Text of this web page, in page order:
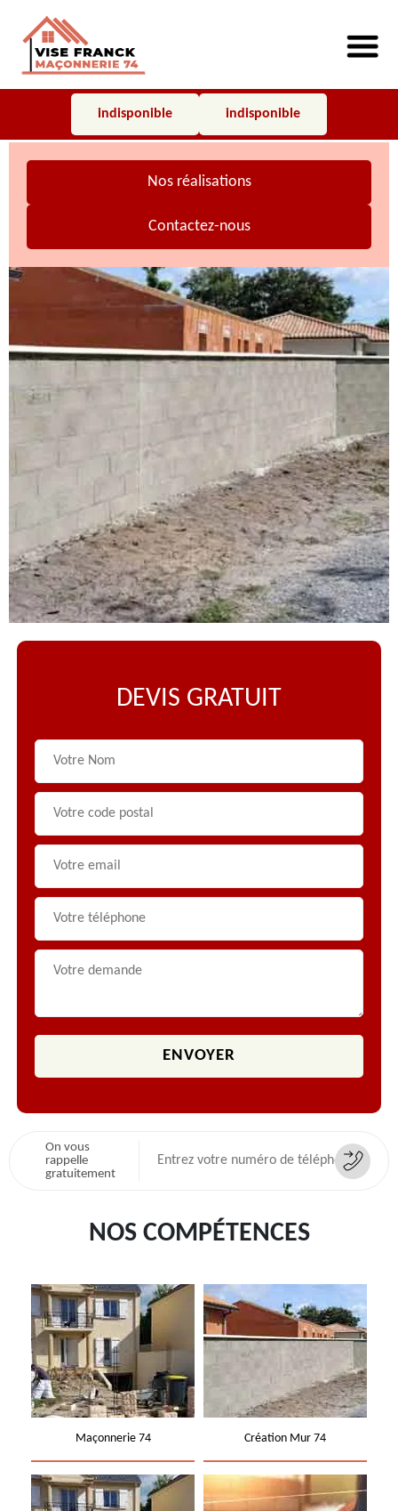
indisponible indisponible
Nos réalisations
Contactez-nous
DEVIS GRATUIT
On vous
rappelle
gratuitement
NOS COMPÉTENCES
Maçonnerie 74 Création Mur 74